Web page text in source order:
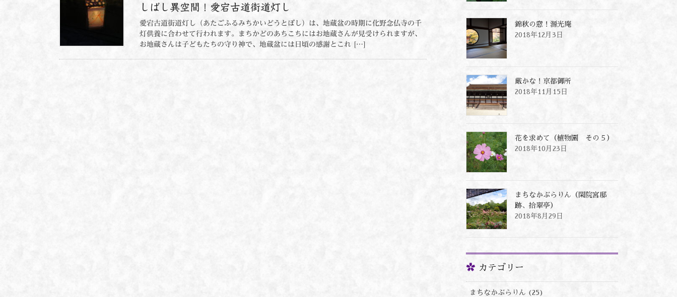
しばし異空間！愛宕古道街道灯し
愛宕古道街道灯し（あたごふるみちかいどうとぼし）は、地蔵盆の時期に化野念仏寺の千
灯供養に合わせて行われます。まちかどのあちこちにはお地蔵さんが見受けられますが、
お地蔵さんは子どもたちの守り神で、地蔵盆には日頃の感謝とこれ […]
錦秋の窓！源光庵
2018年12月3日
厳かな！京都御所
2018年11月15日
花を求めて（植物園 その５）
2018年10月23日
まちなかぶらりん（閑院宮邸
跡、拾翠亭）
2018年8月29日
カテゴリー
まちなかぶらりん (25)